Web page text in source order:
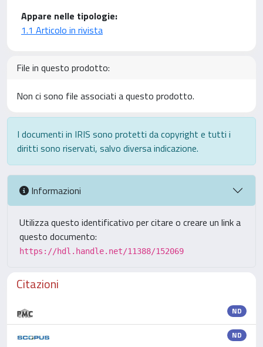
Appare nelle tipologie:
1.1 Articolo in rivista
File in questo prodotto:
Non ci sono file associati a questo prodotto.
I documenti in IRIS sono protetti da copyright e tutti i
diritti sono riservati, salvo diversa indicazione.
Informazioni
Utilizza questo identificativo per citare o creare un link a
questo documento:
https://hdl.handle.net/11388/152069
Citazioni
ND
ND